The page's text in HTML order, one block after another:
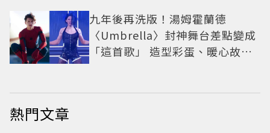
九年後再洗版！湯姆霍蘭德
〈Umbrella〉封神舞台差點變成
「這首歌」 造型彩蛋、暖心故事
熱門文章